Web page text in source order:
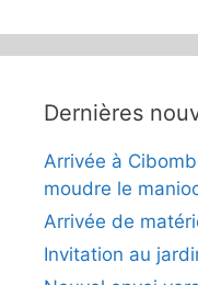
Dernières
Arrivée à
moudre le
Arrivée de
Invitation au